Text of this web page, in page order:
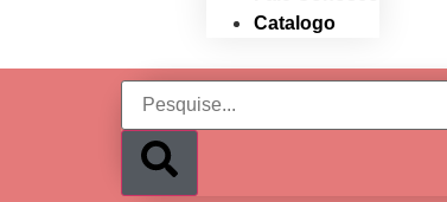
Catalogo